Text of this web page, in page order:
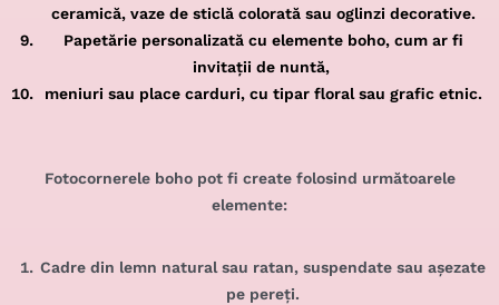
ceramică, vaze de sticlă colorată sau oglinzi decorative.
Papetărie personalizată cu elemente boho, cum ar fi
invitații de nuntă,
meniuri sau place carduri, cu tipar floral sau grafic etnic.
Fotocornerele boho pot fi create folosind următoarele
elemente:
Cadre din lemn natural sau ratan, suspendate sau așezate
pe pereți.